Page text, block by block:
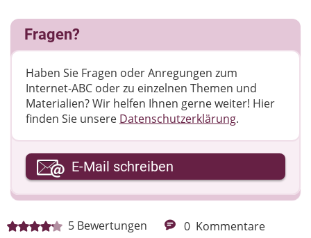
5 Bewertungen 0 Kommentare
Fragen?
Haben Sie Fragen oder Anregungen zum
Internet-ABC oder zu einzelnen Themen und
Materialien? Wir helfen Ihnen gerne weiter! ​Hier
finden Sie unsere Datenschutzerklärung.
Ihre E-Mail-Adresse
Ihre Nachricht
E-Mail schreiben